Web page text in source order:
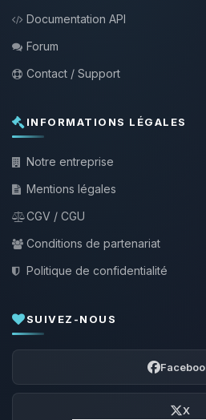
Documentation API
Forum
Contact / Support
INFORMATIONS LÉGALES
Notre entreprise
Mentions légales
CGV / CGU
Conditions de partenariat
Politique de confidentialité
SUIVEZ-NOUS
X